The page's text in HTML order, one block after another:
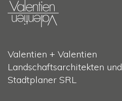
Valentien + Valentien
Landschaftsarchitekten und
Stadtplaner SRL